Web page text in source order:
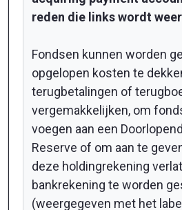
reden die links wordt
Fondsen kunnen worden
opgelopen kosten te
terugbetalingen of
vergemakkelijken, om
voegen aan een
Reserve of om aan te
deze holdingrekening
bankrekening te worden
(weergegeven met het